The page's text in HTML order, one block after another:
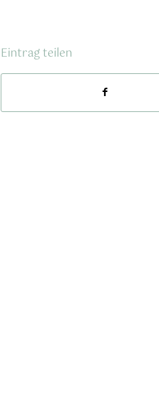
Eintrag teilen